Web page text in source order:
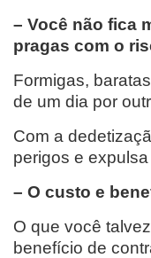
– Você não fica
pragas com o
Formigas,
de um dia por
Com a
perigos e
– O custo e
O que você
benefício de